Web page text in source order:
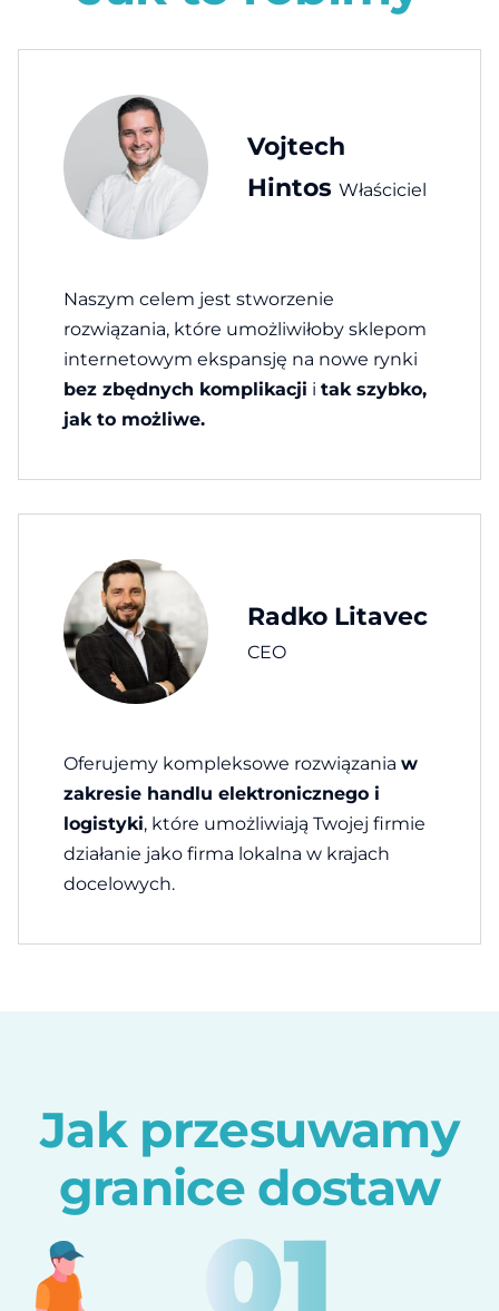
Vojtech
Hintos Właściciel
Naszym celem jest stworzenie
rozwiązania, które umożliwiłoby sklepom
internetowym ekspansję na nowe rynki
bez zbędnych komplikacji i tak szybko,
jak to możliwe.
Radko Litavec
CEO
Oferujemy kompleksowe rozwiązania w
zakresie handlu elektronicznego i
logistyki, które umożliwiają Twojej firmie
działanie jako firma lokalna w krajach
docelowych.
Jak przesuwamy
granice dostaw